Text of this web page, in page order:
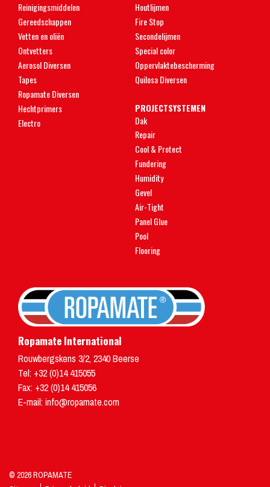
Reinigingsmiddelen
Gereedschappen
Vetten en oliën
Ontvetters
Aerosol Diversen
Tapes
Ropamate Diversen
Hechtprimers
Electro
Houtlijmen
Fire Stop
Secondelijmen
Special color
Oppervlaktebescherming
Quilosa Diversen
PROJECTSYSTEMEN
Dak
Repair
Cool & Protect
Fundering
Humidity
Gevel
Air-Tight
Panel Glue
Pool
Flooring
Ropamate International
Rouwbergskens 3/2, 2340Beerse
Tel: +32 (0)14 415055
Fax: +32 (0)14 415056
E-mail: info@ropamate.com
© 2026 ROPAMATE